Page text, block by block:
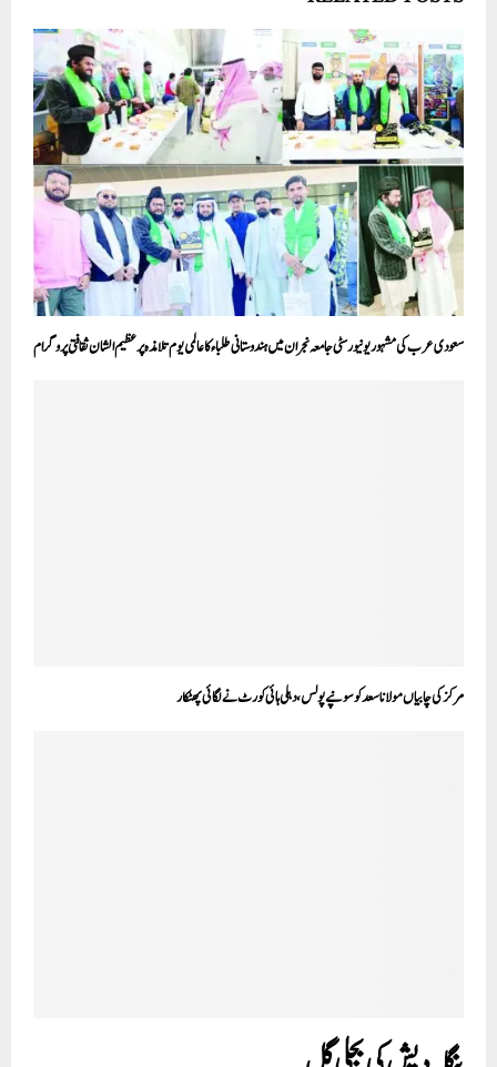
سعودی عرب کی مشہور یونیورسٹی جامعہ نجران میں ہندوستانی طلباء کا عالمی یوم تلامذہ پر عظیم الشان ثقافتی پروگرام
مرکز کی چابیاں مولانا سعد کو سونپے پولس، دہلی ہائی کورٹ نے لگائی پھٹکار